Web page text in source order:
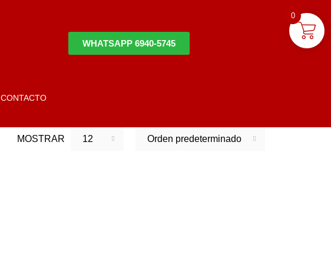
WHATSAPP 6940-5745
CONTACTO
Orden predeterminado
MOSTRAR 12
0